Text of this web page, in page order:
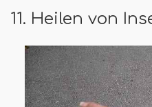
11. Heilen von